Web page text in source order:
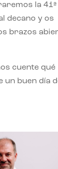
la 41ª
decano y os
brazos
cuente qué
un buen día